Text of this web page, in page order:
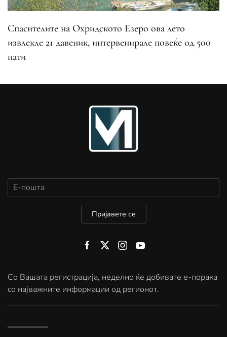
Спасителите на Охридското Езеро ова лето
извлекле 21 давеник, интервенирале повеќе од 500
пати
Пријавете се
Со Вашата регистрација, неделно ќе добивате е-порака
со најважните информации од регионот.